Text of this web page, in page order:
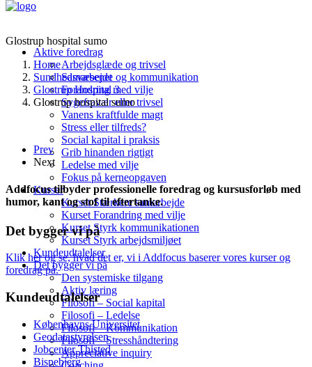
Aktive foredrag
Arbejdsglæde og trivsel
Samarbejde og kommunikation
Forandring med vilje
Sygefravær eller trivsel
Vanens kraftfulde magt
Stress eller tilfreds?
Social kapital i praksis
Grib hinanden rigtigt
Ledelse med vilje
Fokus på kerneopgaven
Kurser
Kurset Stærkere samarbejde
Kurset Forandring med vilje
Kurset Styrk kommunikationen
Kurset Styrk arbejdsmiljøet
Kundeudtalelser
Det bygger vi på
Den systemiske tilgang
Aktiv læring
Filosofi – Social kapital
Filosofi – Ledelse
Filosofi – Kommunikation
Filosofi – Stresshåndtering
Appreciative inquiry
Glostrup hospital sumo
Home
Sundhedsvæsenet
Glostrup Hospital 3
Glostrup hospital sumo
Prev
Next
Addfocus tilbyder professionelle foredrag og kursusforløb med
humor, kant og stof til eftertanke.
Det bygger vi på
Klik her og se, hvad det er, vi i Addfocus baserer vores kurser og
foredrag på.
Kundeudtalelser
Københavns Universitet
Geodatastyrelsen
Jobcenter Thisted
Bispebjerg